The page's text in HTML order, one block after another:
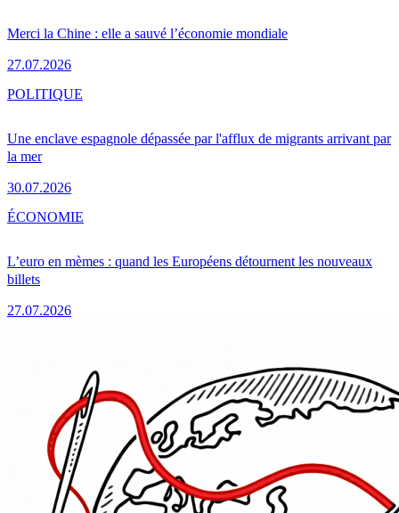
Merci la Chine : elle a sauvé l’économie mondiale
27.07.2026
Une enclave espagnole dépassée par l'afflux de migrants arrivant par
la mer
30.07.2026
POLITIQUE
L’euro en mèmes : quand les Européens détournent les nouveaux
billets
27.07.2026
ÉCONOMIE